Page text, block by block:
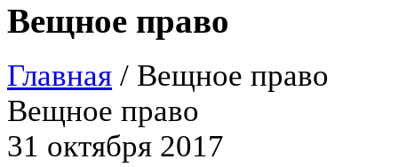
Вещное право
Главная / Вещное право
Вещное право
31 октября 2017